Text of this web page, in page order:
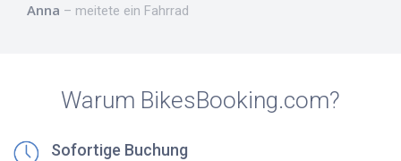
Anna meitete ein Fahrrad
Warum BikesBooking.com?
Sofortige Buchung